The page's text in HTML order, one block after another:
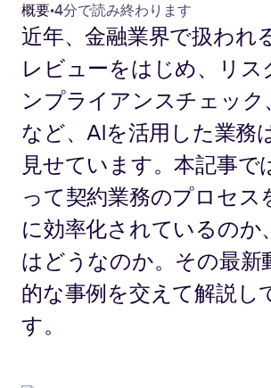
概要•4分で読み終わります
近年、金融業界で扱われ
レビューをはじめ、リス
ンプライアンスチェック
など、AIを活用した業務
見せています。本記事で
って契約業務のプロセス
に効率化されているのか
はどうなのか。その最新
的な事例を交えて解説し
す。